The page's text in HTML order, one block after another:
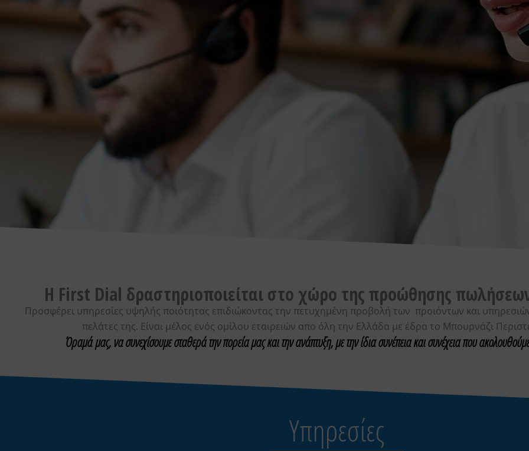
First
Dial
Η First Dial δραστηριοποιείται στο χώρο της προώθησης
Προσφέρει υπηρεσίες υψηλής ποιότητας επιδιώκοντας την πετυχημένη προβολή των προιόντων και
πελάτες της. Είναι μέλος ενός ομίλου εταιρειών απο όλη την Ελλάδα με έδρα το Μπουρνάζι
Όραμά μας, να συνεχίσουμε σταθερά την πορεία μας και την ανάπτυξη, με την ίδια συνέπεια και συνέχεια που
Υπηρεσίες